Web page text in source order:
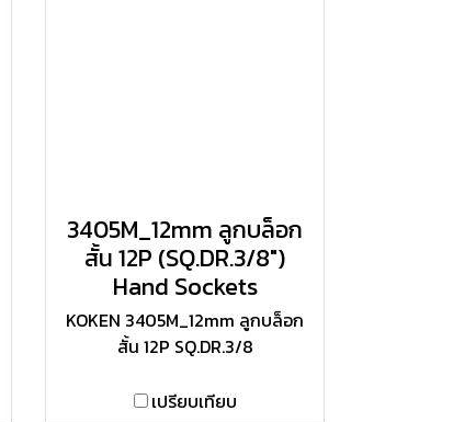
3405M_12mm ลูกบล็อก
สั้น 12P (SQ.DR.3/8")
Hand Sockets
KOKEN 3405M_12mm ลูกบล็อก
สั้น 12P SQ.DR.3/8
เปรียบเทียบ